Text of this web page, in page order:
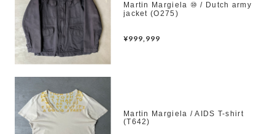
Martin Margiela ⑩ / Dutch army
jacket (O275)
¥999,999
Martin Margiela / AIDS T-shirt
(T642)